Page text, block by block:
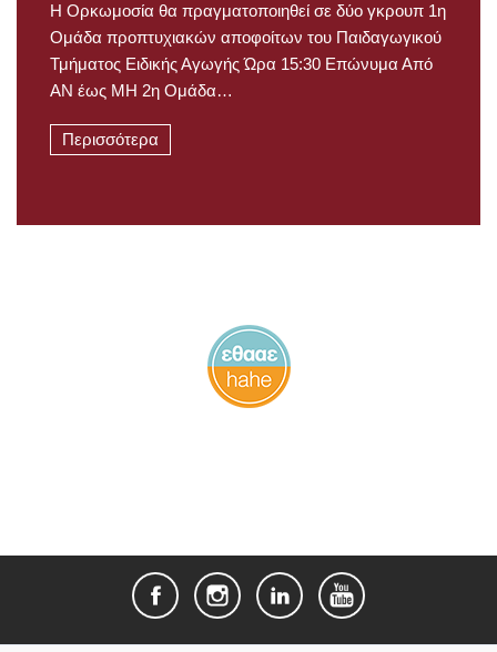
Η Ορκωμοσία θα πραγματοποιηθεί σε δύο γκρουπ 1η
Ομάδα προπτυχιακών αποφοίτων του Παιδαγωγικού
Τμήματος Ειδικής Αγωγής Ώρα 15:30 Επώνυμα Από
ΑΝ έως ΜΗ 2η Ομάδα…
Περισσότερα